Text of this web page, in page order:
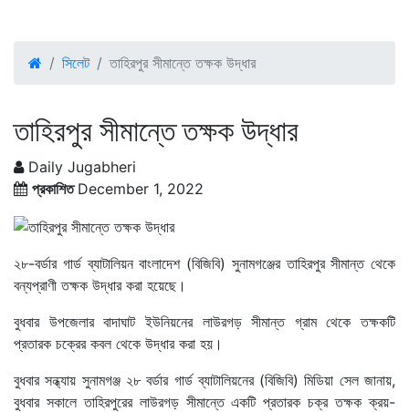
সিলেট তাহিরপুর সীমান্তে তক্ষক উদ্ধার
তাহিরপুর সীমান্তে তক্ষক উদ্ধার
Daily Jugabheri
প্রকাশিতDecember 1, 2022
২৮-বর্ডার গার্ড ব্যাটালিয়ন বাংলাদেশ (বিজিবি) সুনামগঞ্জের তাহিরপুর সীমান্ত থেকে
বন্যপ্রাণী তক্ষক উদ্ধার করা হয়েছে।
বুধবার উপজেলার বাদাঘাট ইউনিয়নের লাউরগড় সীমান্ত গ্রাম থেকে তক্ষকটি
প্রতারক চক্রের কবল থেকে উদ্ধার করা হয়।
বুধবার সন্ধ্যায় সুনামগঞ্জ ২৮ বর্ডার গার্ড ব্যাটালিয়নের (বিজিবি) মিডিয়া সেল জানায়,
বুধবার সকালে তাহিরপুরের লাউরগড় সীমান্তে একটি প্রতারক চক্র তক্ষক ক্রয়-